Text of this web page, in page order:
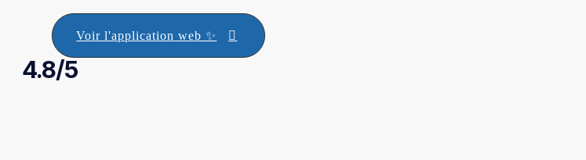
Voir l'application web ✨
4.8/5